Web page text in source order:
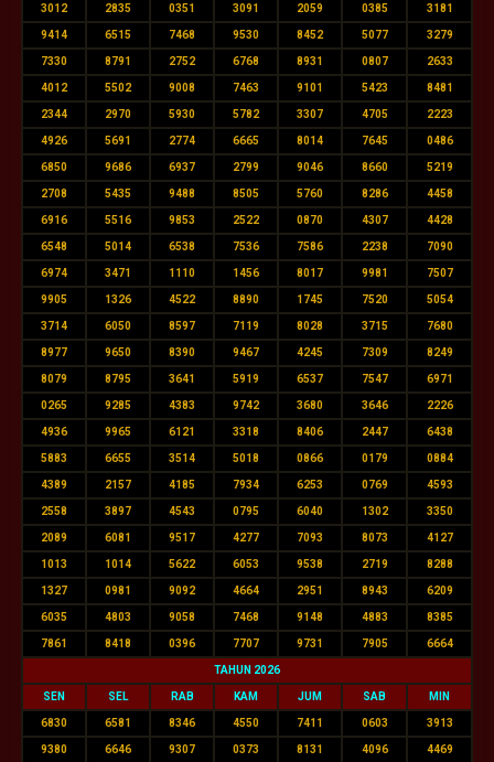
3012 2835 0351 3091 2059 0385 3181
9414 6515 7468 9530 8452 5077 3279
7330 8791 2752 6768 8931 0807 2633
4012 5502 9008 7463 9101 5423 8481
2344 2970 5930 5782 3307 4705 2223
4926 5691 2774 6665 8014 7645 0486
6850 9686 6937 2799 9046 8660 5219
2708 5435 9488 8505 5760 8286 4458
6916 5516 9853 2522 0870 4307 4428
6548 5014 6538 7536 7586 2238 7090
6974 3471 1110 1456 8017 9981 7507
9905 1326 4522 8890 1745 7520 5054
3714 6050 8597 7119 8028 3715 7680
8977 9650 8390 9467 4245 7309 8249
8079 8795 3641 5919 6537 7547 6971
0265 9285 4383 9742 3680 3646 2226
4936 9965 6121 3318 8406 2447 6438
5883 6655 3514 5018 0866 0179 0884
4389 2157 4185 7934 6253 0769 4593
2558 3897 4543 0795 6040 1302 3350
2089 6081 9517 4277 7093 8073 4127
1013 1014 5622 6053 9538 2719 8288
1327 0981 9092 4664 2951 8943 6209
6035 4803 9058 7468 9148 4883 8385
7861 8418 0396 7707 9731 7905 6664
TAHUN 2026
SEN SEL RAB KAM JUM SAB MIN
6830 6581 8346 4550 7411 0603 3913
9380 6646 9307 0373 8131 4096 4469